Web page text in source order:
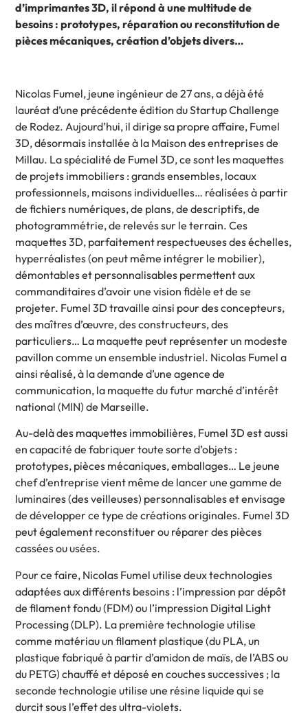
d’imprimantes 3D, il répond à une multitude de
besoins : prototypes, réparation ou reconstitution de
pièces mécaniques, création d’objets divers…
Nicolas Fumel, jeune ingénieur de 27 ans, a déjà été
lauréat d’une précédente édition du Startup Challenge
de Rodez. Aujourd’hui, il dirige sa propre affaire, Fumel
3D, désormais installée à la Maison des entreprises de
Millau. La spécialité de Fumel 3D, ce sont les maquettes
de projets immobiliers : grands ensembles, locaux
professionnels, maisons individuelles… réalisées à partir
de fichiers numériques, de plans, de descriptifs, de
photogrammétrie, de relevés sur le terrain. Ces
maquettes 3D, parfaitement respectueuses des échelles,
hyperréalistes (on peut même intégrer le mobilier),
démontables et personnalisables permettent aux
commanditaires d’avoir une vision fidèle et de se
projeter. Fumel 3D travaille ainsi pour des concepteurs,
des maîtres d’œuvre, des constructeurs, des
particuliers… La maquette peut représenter un modeste
pavillon comme un ensemble industriel. Nicolas Fumel a
ainsi réalisé, à la demande d’une agence de
communication, la maquette du futur marché d’intérêt
national (MIN) de Marseille.
Au-delà des maquettes immobilières, Fumel 3D est aussi
en capacité de fabriquer toute sorte d’objets :
prototypes, pièces mécaniques, emballages… Le jeune
chef d’entreprise vient même de lancer une gamme de
luminaires (des veilleuses) personnalisables et envisage
de développer ce type de créations originales. Fumel 3D
peut également reconstituer ou réparer des pièces
cassées ou usées.
Pour ce faire, Nicolas Fumel utilise deux technologies
adaptées aux différents besoins : l’impression par dépôt
de filament fondu (FDM) ou l’impression Digital Light
Processing (DLP). La première technologie utilise
comme matériau un filament plastique (du PLA, un
plastique fabriqué à partir d’amidon de maïs, de l’ABS ou
du PETG) chauffé et déposé en couches successives ; la
seconde technologie utilise une résine liquide qui se
durcit sous l’effet des ultra-violets.